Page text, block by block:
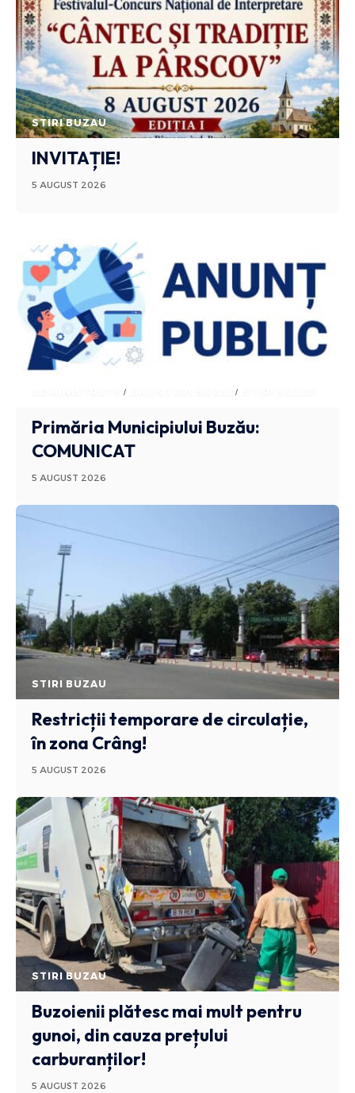
STIRI BUZAU
INVITAȚIE!
5 AUGUST 2026
ADMINISTRATIV ANUNTURI BUZAU
Primăria Municipiului Buzău:
COMUNICAT
5 AUGUST 2026
STIRI BUZAU
Restricții temporare de circulație,
în zona Crâng!
5 AUGUST 2026
STIRI BUZAU
Buzoienii plătesc mai mult pentru
gunoi, din cauza prețului
carburanților!
5 AUGUST 2026